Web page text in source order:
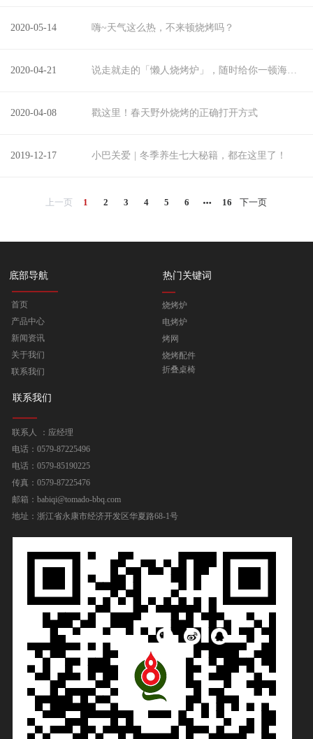
2020-05-14 嗨~天气这么热，不来顿烧烤吗？
2020-04-21 说走就走的「懒人烧烤炉」，随时给你一顿海鲜大
2020-04-08 戳这里！春天野外烧烤的正确打开方式
2019-12-17 小巴关爱 | 冬季养生七大秘籍，都在这里了！
上一页 1 2 3 4 5 6 16 下一页
底部导航
首页
产品中心
新闻资讯
关于我们
联系我们
热门关键词
烧烤炉
电烤炉
烤网
烧烤配件
折叠桌椅
联系我们
联系人 ：应经理
电话：0579-87225496
电话：0579-85190225
传真：0579-87225476
邮箱：babiqi@tomado-bbq.com
地址：浙江省永康市经济开发区华夏路68-1号